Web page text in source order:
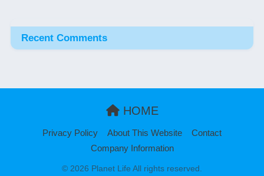
Recent Comments
HOME
Privacy Policy About This Website
Contact
Company Information
© 2026 Planet Life All rights reserved.